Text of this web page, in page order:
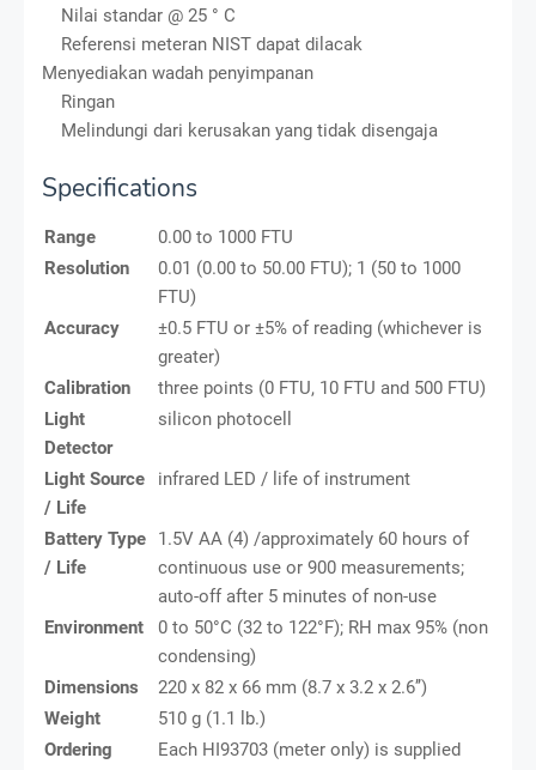
Nilai standar @ 25 ° C
Referensi meteran NIST dapat dilacak
Menyediakan wadah penyimpanan
Ringan
Melindungi dari kerusakan yang tidak disengaja
Specifications
Range
0.00 to 1000 FTU
Resolution
0.01 (0.00 to 50.00 FTU); 1 (50 to 1000
FTU)
Accuracy
±0.5 FTU or ±5% of reading (whichever is
greater)
Calibration
three points (0 FTU, 10 FTU and 500 FTU)
Light
Detector
silicon photocell
Light Source
/ Life
infrared LED / life of instrument
Battery Type
/ Life
1.5V AA (4) /approximately 60 hours of
continuous use or 900 measurements;
auto-off after 5 minutes of non-use
Environment
0 to 50°C (32 to 122°F); RH max 95% (non
condensing)
Dimensions
220 x 82 x 66 mm (8.7 x 3.2 x 2.6’’)
Weight
510 g (1.1 lb.)
Ordering
Each HI93703 (meter only) is supplied